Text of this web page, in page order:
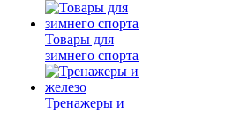
Товары для
зимнего спорта
Тренажеры и